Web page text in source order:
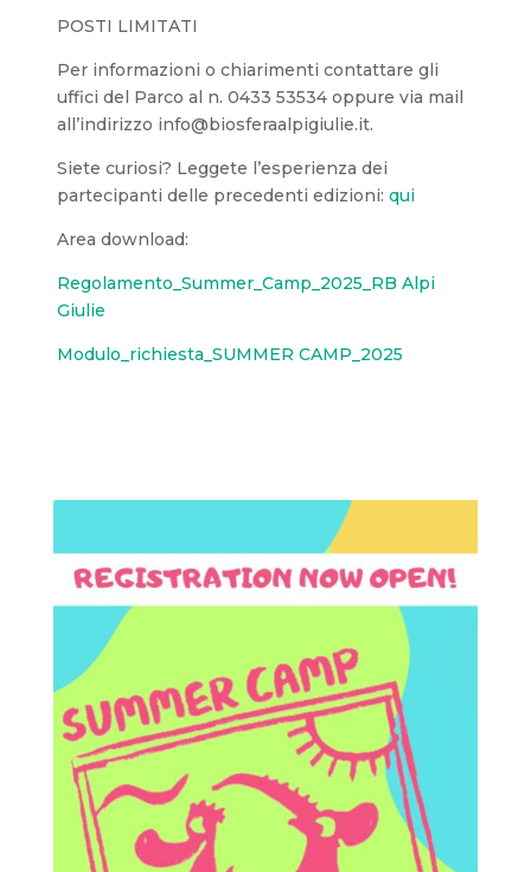
POSTI LIMITATI
Per informazioni o chiarimenti contattare gli
uffici del Parco al n. 0433 53534 oppure via mail
all’indirizzo info@biosferaalpigiulie.it.
Siete curiosi? Leggete l’esperienza dei
partecipanti delle precedenti edizioni: qui
Area download:
Regolamento_Summer_Camp_2025_RB Alpi
Giulie
Modulo_richiesta_SUMMER CAMP_2025